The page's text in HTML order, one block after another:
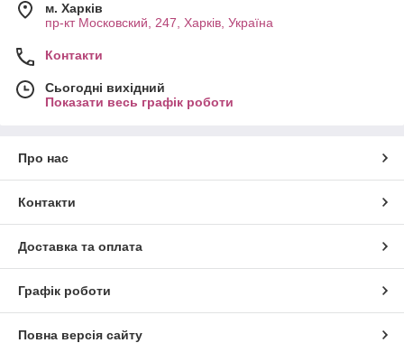
м. Харків
пр-кт Московский, 247, Харків, Україна
Контакти
Сьогодні вихідний
Показати весь графік роботи
Про нас
Контакти
Доставка та оплата
Графік роботи
Повна версія сайту